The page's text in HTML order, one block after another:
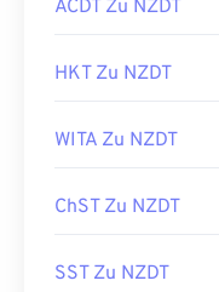
ACDT Zu NZDT
HKT Zu NZDT
WITA Zu NZDT
ChST Zu NZDT
SST Zu NZDT